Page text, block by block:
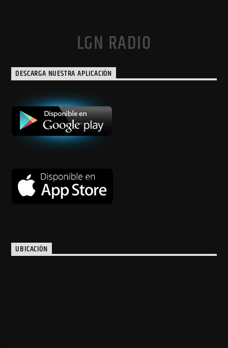
LGN RADIO
DESCARGA NUESTRA APLICACIÓN
UBICACIÓN